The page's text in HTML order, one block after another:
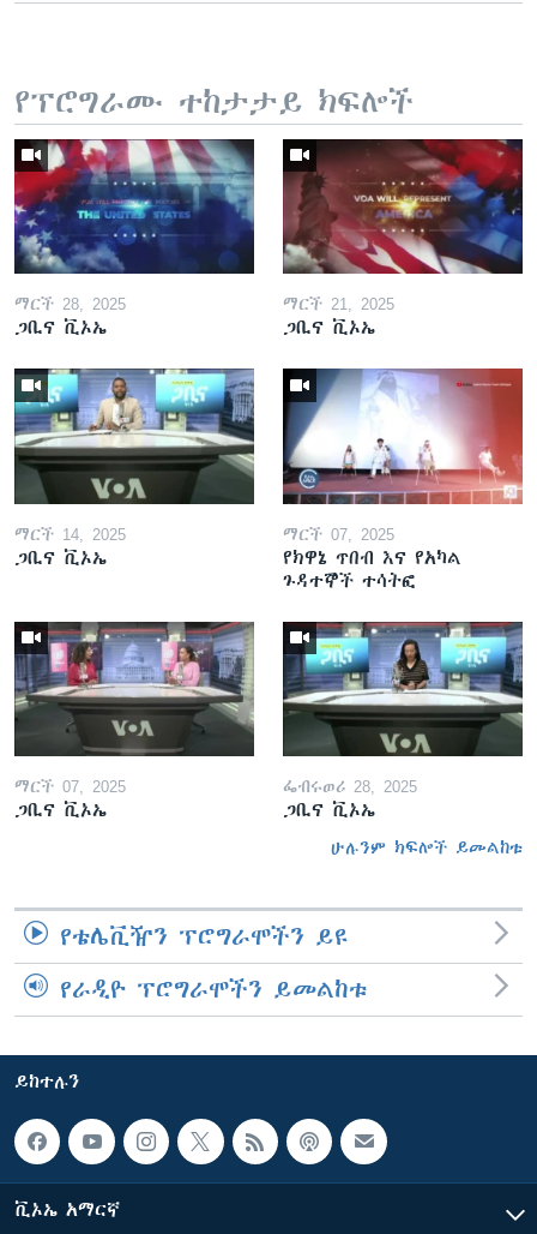
የፕሮግራሙ ተከታታይ ክፍሎች
ማርች 28, 2025
ጋቢና ቪኦኤ
ማርች 21, 2025
ጋቢና ቪኦኤ
ማርች 14, 2025
ጋቢና ቪኦኤ
ማርች 07, 2025
የክዋኔ ጥበብ እና የአካል
ጉዳተኞች ተሳትፎ
ማርች 07, 2025
ጋቢና ቪኦኤ
ፌብሩወሪ 28, 2025
ጋቢና ቪኦኤ
ሁሉንም ክፍሎች ይመልከቱ
የቴሌቪዥን ፕሮግራሞችን ይዩ
የራዲዮ ፕሮግራሞችን ይመልከቱ
ይከተሉን
ቪኦኤ አማርኛ